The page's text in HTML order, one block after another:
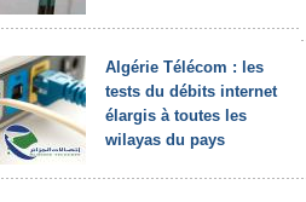
Algérie Télécom : les
tests du débits internet
élargis à toutes les
wilayas du pays